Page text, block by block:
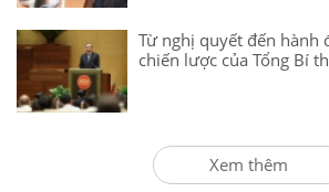
Từ nghị quyết đến hành
chiến lược của Tổng Bí
Xem thêm